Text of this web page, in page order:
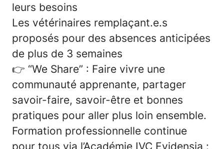
leurs besoins
Les vétérinaires remplaçant.e.s
proposés pour des absences anticipées
de plus de 3 semaines
👉 “We Share” : Faire vivre une
communauté apprenante, partager
savoir-faire, savoir-être et bonnes
pratiques pour aller plus loin ensemble.
Formation professionnelle continue
pour tous via l’Académie IVC Evidensia :